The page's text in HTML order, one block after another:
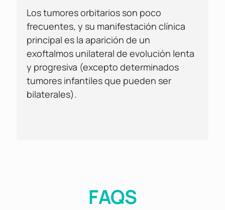
Los tumores orbitarios son poco
frecuentes, y su manifestación clínica
principal es la aparición de un
exoftalmos unilateral de evolución lenta
y progresiva (excepto determinados
tumores infantiles que pueden ser
bilaterales).
FAQS